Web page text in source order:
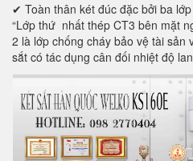
✔ Toàn thân két đúc đặc bởi ba
“Lớp thứ nhất thép CT3 bên mặt
2 là lớp chống cháy bảo vệ tài
sắt có tác dụng cân đối nhiệt độ